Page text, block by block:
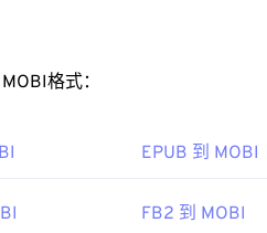
格式：
EPUB 到 MOBI
FB2 到 MOBI